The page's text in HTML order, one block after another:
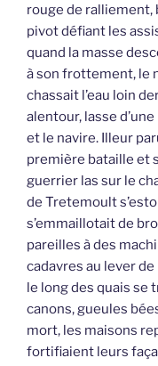
rouge de ralliement,
pivot défiant les
quand la masse
à son frottement, le
chassait l’eau loin
alentour, lasse
et le navire. Illeur
première bataille et
guerrier las sur le
de Tretemoult
s’emmaillotait de
pareilles à des
cadavres au lever
le long des quais se
canons, gueules
mort, les maisons
fortifiaient leurs